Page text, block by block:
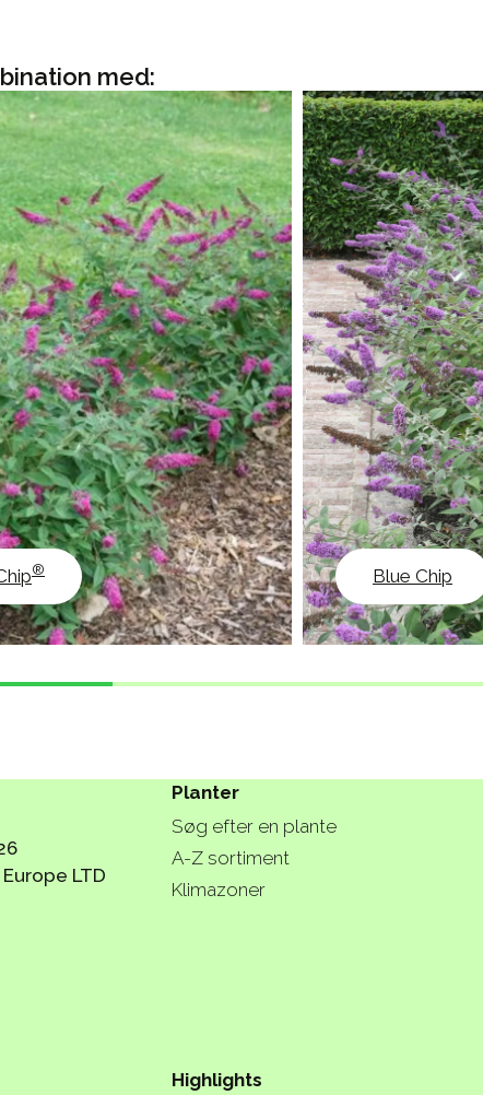
med:
® Blue Chip
LTD
Planter
Søg efter en plante
A-Z sortiment
Klimazoner
Highlights